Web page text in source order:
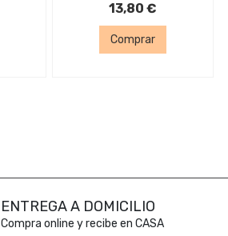
13,80 €
Comprar
ENTREGA A DOMICILIO
Compra online y recibe en CASA